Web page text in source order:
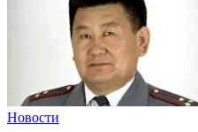
Новости